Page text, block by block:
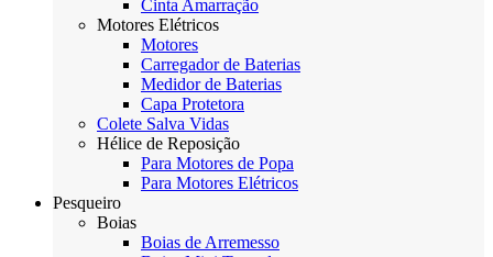
Cinta Amarração
Motores Elétricos
Motores
Carregador de Baterias
Medidor de Baterias
Capa Protetora
Colete Salva Vidas
Hélice de Reposição
Para Motores de Popa
Para Motores Elétricos
Pesqueiro
Boias
Boias de Arremesso